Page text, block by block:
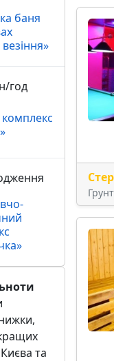
баня
год
та